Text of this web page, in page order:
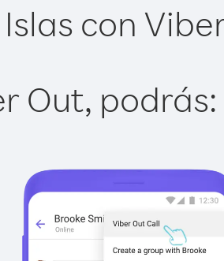
con
Out, podrás: